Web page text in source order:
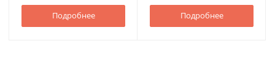
Подробнее Подробнее